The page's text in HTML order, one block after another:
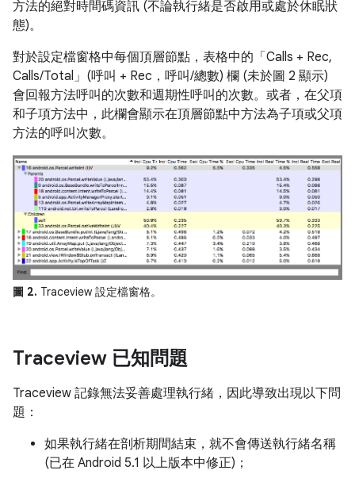
方法的絕對時間碼資訊 (不論執行緒是否啟用或處於休眠狀
態)。
對於設定檔窗格中每個頂層節點，表格中的「Calls + Rec,
Calls/Total」(呼叫 + Rec，呼叫/總數) 欄 (未於圖 2 顯示)
會回報方法呼叫的次數和週期性呼叫的次數。或者，在父項
和子項方法中，此欄會顯示在頂層節點中方法為子項或父項
方法的呼叫次數。
圖 2. Traceview 設定檔窗格。
Traceview 已知問題
Traceview 記錄無法妥善處理執行緒，因此導致出現以下問
題：
如果執行緒在剖析期間結束，就不會傳送執行緒名稱
(已在 Android 5.1 以上版本中修正)；